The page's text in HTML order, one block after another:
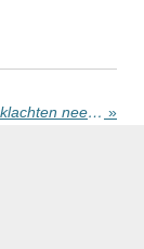
De relatie tussen Social Media en depressieve klachten neemt toe! »